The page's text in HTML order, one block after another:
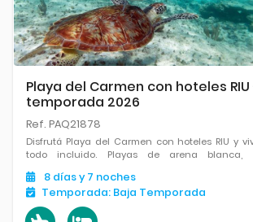
Playa del Carmen con hoteles
temporada 2026
Ref. PAQ21878
Disfrutá Playa del Carmen con hoteles RIU y
todo incluido. Playas de arena blanca,
entretenimiento, gastronomía internacional y el
relax y diversión.
8 díasy 7 noches
Temporada: Baja Temporada